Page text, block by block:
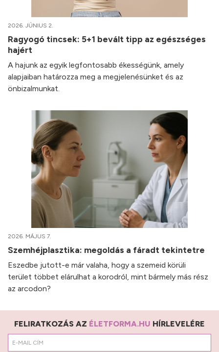
2026. JÚNIUS 2.
Ragyogó tincsek: 5+1 bevált tipp az egészséges
hajért
A hajunk az egyik legfontosabb ékességünk, amely
alapjaiban határozza meg a megjelenésünket és az
önbizalmunkat.
2026. MÁJUS 7.
Szemhéjplasztika: megoldás a fáradt tekintetre
Eszedbe jutott-e már valaha, hogy a szemeid körüli
terület többet elárulhat a korodról, mint bármely más rész
az arcodon?
FELIRATKOZÁS AZ ÉLETFORMA.HU HÍRLEVELÉRE